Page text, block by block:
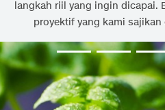
langkah riil yang ingin dicapai.
proyektif yang kami